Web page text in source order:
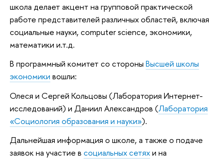
школа делает акцент на групповой практической
работе представителей различных областей, включая
социальные науки, computer science, экономики,
математики и.т.д.
В программный комитет со стороны Высшей школы
экономики вошли:
Олеся и Сергей Кольцовы (Лаборатория Интернет-
исследований) и Даниил Александров (Лаборатория
«Социология образования и науки»).
Дальнейшая информация о школе, а также о подаче
заявок на участие в социальных сетяхи на